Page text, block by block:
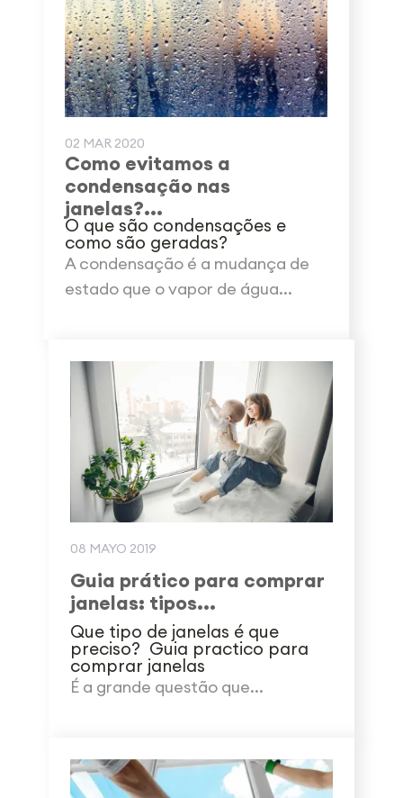
02 MAR 2020
Como evitamos a
condensação nas
janelas?...
O que são condensações e
como são geradas?
A condensação é a mudança de
estado que o vapor de água...
08 MAYO 2019
Guia prático para comprar
janelas: tipos...
Que tipo de janelas é que
preciso? Guia practico para
comprar janelas
É a grande questão que...